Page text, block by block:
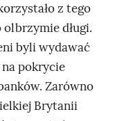
z tego
długi.
byli wydawać
pokrycie
Zarówno
Brytanii